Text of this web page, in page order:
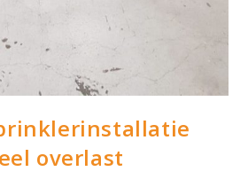
overlast